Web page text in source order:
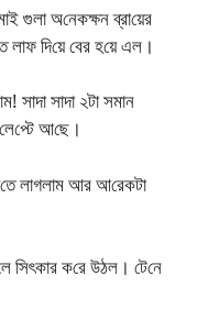
গুলা অ‌নেকক্ষন ব্রা‌য়ের
লাফ দি‌য়ে বের হ‌য়ে এল।
সাদা সাদা ২টা সমান
লে‌প্টে আ‌ছে।
লাগলাম আর আ‌রেকটা
সিৎকার ক‌রে উঠল। টে‌নে